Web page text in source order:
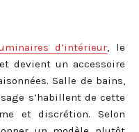
d’intérieur, le
devient un accessoire
Salle de bains,
s’habillent de cette
et discrétion. Selon